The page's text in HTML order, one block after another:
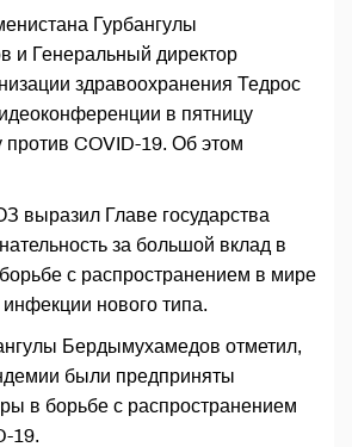
Гурбангулы
и Генеральный директор
здравоохранения Тедрос
в пятницу
против COVID-19. Об этом
выразил Главе государства
за большой вклад в
с распространением в мире
нового типа.
Бердымухамедов отметил,
были предприняты
в борьбе с распространением
19.